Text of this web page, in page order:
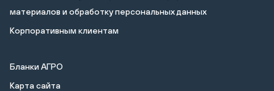
материалов и обработку персональных данных
Корпоративным клиентам
Бланки АГРО
Карта сайта